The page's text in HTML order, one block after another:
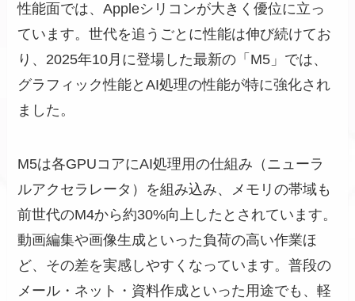
性能面では、Appleシリコンが大きく優位に立っ
ています。世代を追うごとに性能は伸び続けてお
り、2025年10月に登場した最新の「M5」では、
グラフィック性能とAI処理の性能が特に強化され
ました。
M5は各GPUコアにAI処理用の仕組み（ニューラ
ルアクセラレータ）を組み込み、メモリの帯域も
前世代のM4から約30%向上したとされています。
動画編集や画像生成といった負荷の高い作業ほ
ど、その差を実感しやすくなっています。普段の
メール・ネット・資料作成といった用途でも、軽